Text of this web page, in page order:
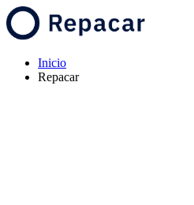
Inicio
Repacar